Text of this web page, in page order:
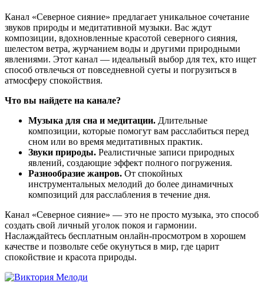
Канал «Северное сияние» предлагает уникальное сочетание
звуков природы и медитативной музыки. Вас ждут
композиции, вдохновленные красотой северного сияния,
шелестом ветра, журчанием воды и другими природными
явлениями. Этот канал — идеальный выбор для тех, кто ищет
способ отвлечься от повседневной суеты и погрузиться в
атмосферу спокойствия.
Что вы найдете на канале?
Музыка для сна и медитации. Длительные
композиции, которые помогут вам расслабиться перед
сном или во время медитативных практик.
Звуки природы. Реалистичные записи природных
явлений, создающие эффект полного погружения.
Разнообразие жанров. От спокойных
инструментальных мелодий до более динамичных
композиций для расслабления в течение дня.
Канал «Северное сияние» — это не просто музыка, это способ
создать свой личный уголок покоя и гармонии.
Наслаждайтесь бесплатным онлайн-просмотром в хорошем
качестве и позвольте себе окунуться в мир, где царит
спокойствие и красота природы.